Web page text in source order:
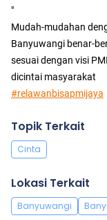
"
Mudah-mudahan
Banyuwangi benar-
sesuai dengan visi
dicintai masyarakat
#relawanbisapmijaya
Topik Terkait
Cinta
Lokasi Terkait
Banyuwangi